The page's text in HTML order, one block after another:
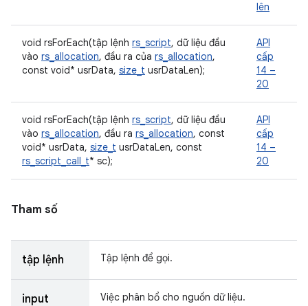
lên
void rsForEach(tập lệnh rs_script, dữ liệu đầu
vào rs_allocation, đầu ra của rs_allocation,
const void* usrData, size_t usrDataLen);
API
cấp
14 –
20
void rsForEach(tập lệnh rs_script, dữ liệu đầu
vào rs_allocation, đầu ra rs_allocation, const
void* usrData, size_t usrDataLen, const
rs_script_call_t* sc);
API
cấp
14 –
20
Tham số
tập lệnh Tập lệnh để gọi.
input Việc phân bổ cho nguồn dữ liệu.